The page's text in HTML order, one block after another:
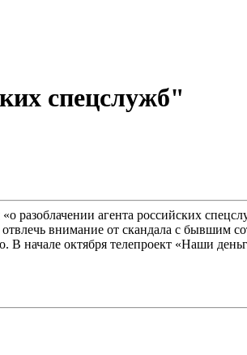
спецслужб"
разоблачении агента российских
внимание от скандала с бывшим
начале октября телепроект «Наши